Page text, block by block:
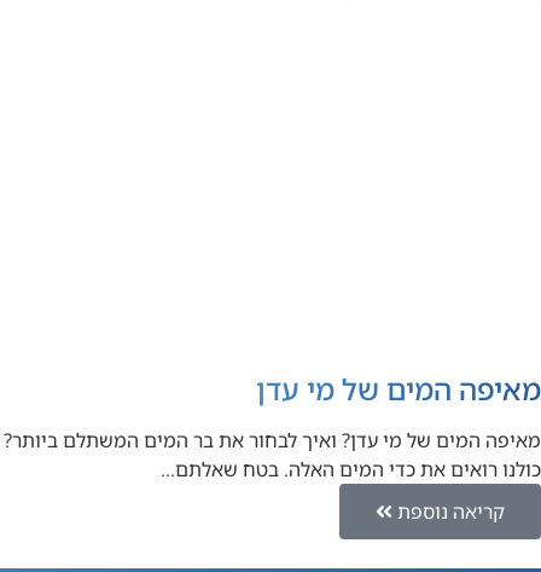
מאיפה המים של מי עדן
מאיפה המים של מי עדן? ואיך לבחור את בר המים המשתלם ביותר?
כולנו רואים את כדי המים האלה. בטח שאלתם…
קריאה נוספת